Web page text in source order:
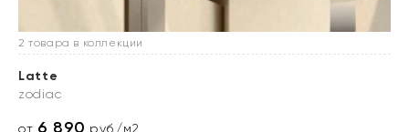
2 товара в коллекции
Latte
zodiac
от 6 890 руб./м2